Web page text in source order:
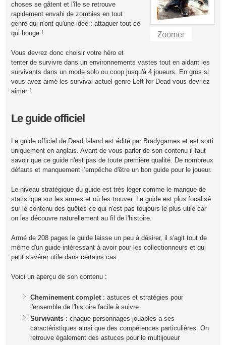
choses se gâtent et l'île se retrouve
rapidement envahi de zombies en tout
genre qui n'ont qu'une idée : attaquer tout ce
qui bouge !
Vous devrez donc choisir votre héro et
tenter de survivre dans un environnements vastes tout en aidant les
survivants dans un mode solo ou coop jusqu'à 4 joueurs. En gros si
vous avez aimé les survival actuel genre Left for Dead vous devriez
aimer !
Le guide officiel
Le guide officiel de Dead Island est édité par Bradygames et est sorti
uniquement en anglais. Avant de vous parler de son contenu il faut
savoir que ce guide n'est pas de toute première qualité. De nombreux
défauts et manquement l’empêche d'être un bon guide pour le joueur.
Le niveau stratégique du guide est très léger comme le manque de
statistique sur les armes et où les trouver. Le guide est plus focalisé
sur le contenu des quêtes ce qui n'est pas toujours le plus utile car
on les découvre naturellement au fil de l'histoire.
Armé de 208 pages le guide laisse un peu à désirer, il s'agit tout de
même d'un guide intéressant à avoir pour les collectionneurs et qui
peut s'avérer utile dans certains cas.
Voici un aperçu de son contenu :
Cheminement complet: astuces et stratégies pour
l'ensemble de l'histoire facile à suivre
Survivants : chaque personnages jouables a ses
caractéristiques ainsi que des compétences particulières. On
retrouve également des astuces pour le multijoueur